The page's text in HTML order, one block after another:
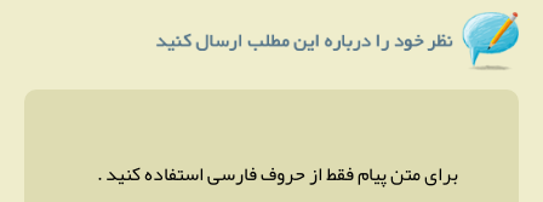
برای متن پیام فقط از حروف فارسی استفاده کنید .